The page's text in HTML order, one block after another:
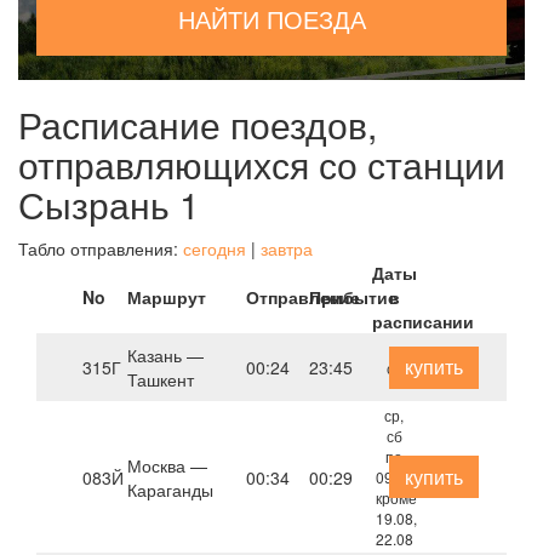
НАЙТИ ПОЕЗДА
Расписание поездов,
отправляющихся со станции
Сызрань 1
Табло отправления: сегодня | завтра
No
Маршрут Отправление
Прибытие
Даты
в
расписании
315Г Казань —
Ташкент
00:24 23:45 ср купить
083Й Москва —
Караганды
00:34 00:29
ср,
сб
по
09.09,
кроме
19.08,
22.08
купить